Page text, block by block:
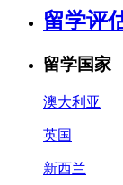
留学评
留学国家
澳大利亚
英国
新西兰